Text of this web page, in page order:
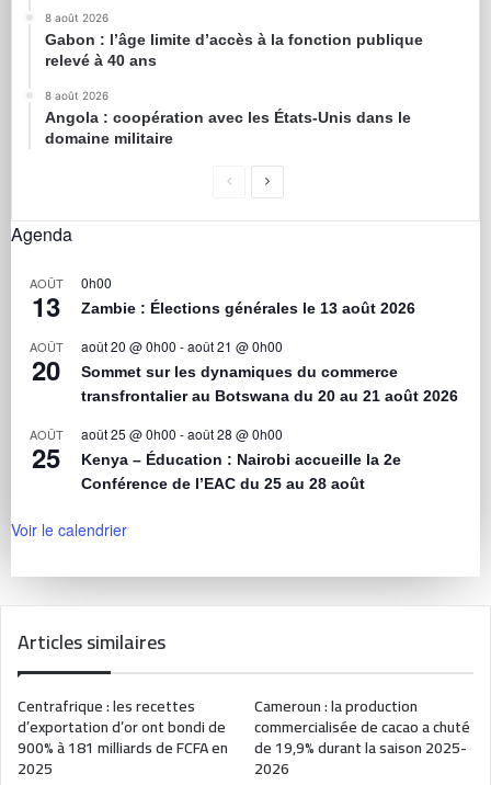
8 août 2026
Gabon : l’âge limite d’accès à la fonction publique
relevé à 40 ans
8 août 2026
Angola : coopération avec les États-Unis dans le
domaine militaire
Agenda
AOÛT
13
0h00
Zambie : Élections générales le 13 août 2026
AOÛT
20
août 20 @ 0h00 -août 21 @ 0h00
Sommet sur les dynamiques du commerce
transfrontalier au Botswana du 20 au 21 août 2026
AOÛT
25
août 25 @ 0h00 -août 28 @ 0h00
Kenya – Éducation : Nairobi accueille la 2e
Conférence de l’EAC du 25 au 28 août
Voir le calendrier
Articles similaires
Centrafrique : les recettes
d’exportation d’or ont bondi de
900% à 181 milliards de FCFA en
2025
Cameroun : la production
commercialisée de cacao a chuté
de 19,9% durant la saison 2025-
2026